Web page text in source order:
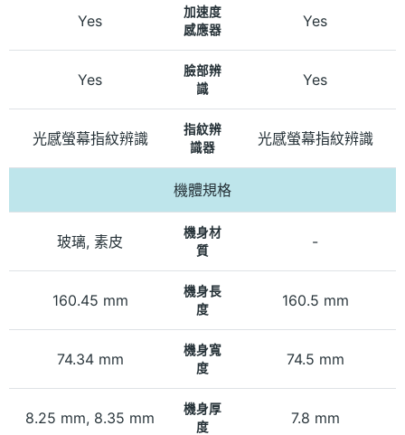
Yes
加速度
感應器
Yes
Yes
臉部辨
識
Yes
光感螢幕指紋辨識
指紋辨
識器
光感螢幕指紋辨識
機體規格
玻璃, 素皮
機身材
質
-
160.45 mm
機身長
度
160.5 mm
74.34 mm
機身寬
度
74.5 mm
8.25 mm, 8.35 mm
機身厚
度
7.8 mm